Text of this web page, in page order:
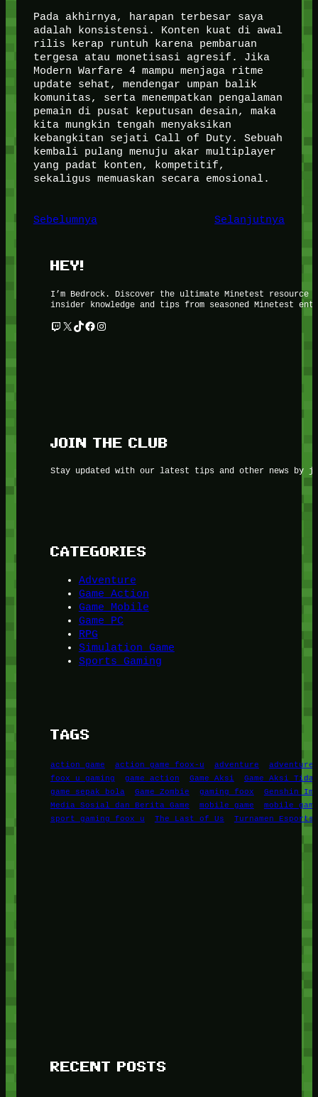
Pada akhirnya, harapan terbesar saya
adalah konsistensi. Konten kuat di awal
rilis kerap runtuh karena pembaruan
tergesa atau monetisasi agresif. Jika
Modern Warfare 4 mampu menjaga ritme
update sehat, mendengar umpan balik
komunitas, serta menempatkan pengalaman
pemain di pusat keputusan desain, maka
kita mungkin tengah menyaksikan
kebangkitan sejati Call of Duty. Sebuah
kembali pulang menuju akar multiplayer
yang padat konten, kompetitif,
sekaligus memuaskan secara emosional.
Sebelumnya Selanjutnya
HEY!
I’m Bedrock. Discover the ultimate Minetest
insider knowledge and tips from seasoned Minetest
Twitch X TikTok Facebook Instagram
JOIN THE CLUB
Stay updated with our latest tips and other news by
CATEGORIES
Adventure
Game Action
Game Mobile
Game PC
RPG
Simulation Game
Sports Gaming
TAGS
action game action game foox-u adventure
adventure
foox u gaming
game action Game Aksi
Game Aksi Tidak
game sepak bola
Game Zombie gaming foox
Genshin
Media Sosial dan Berita Game
mobile game
mobile
sport gaming foox u
The Last of Us Turnamen Esports
RECENT POSTS